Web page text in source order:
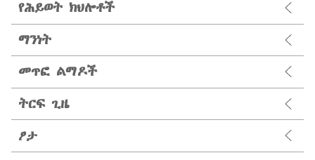
የሕይወት ክህሎቶች
ማንነት
መጥፎ ልማዶች
ትርፍ ጊዜ
ፆታ